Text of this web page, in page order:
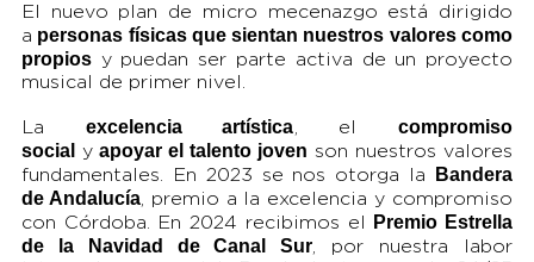
El nuevo plan de micro mecenazgo está dirigido
a personas físicas que sientan nuestros valores como
propiosy puedan ser parte activa de un proyecto
musical de primer nivel.
La excelencia artística, elcompromiso
social
yapoyar el talento joven son nuestros valores
fundamentales. En 2023 se nos otorga la
Bandera
de Andalucía, premio a la excelencia y compromiso
con Córdoba. En 2024 recibimos el
Premio Estrella
de la Navidad de Canal Sur, por nuestra labor